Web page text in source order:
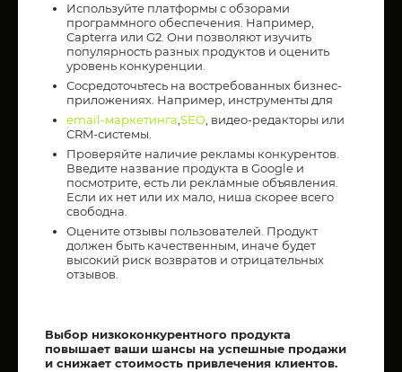
Используйте платформы с обзорами
программного обеспечения. Например,
Capterra или G2. Они позволяют изучить
популярность разных продуктов и оценить
уровень конкуренции.
Сосредоточьтесь на востребованных бизнес-
приложениях. Например, инструменты для
email-маркетинга,SEO, видео-редакторы или
CRM-системы.
Проверяйте наличие рекламы конкурентов.
Введите название продукта в Google и
посмотрите, есть ли рекламные объявления.
Если их нет или их мало, ниша скорее всего
свободна.
Оцените отзывы пользователей. Продукт
должен быть качественным, иначе будет
высокий риск возвратов и отрицательных
отзывов.
Выбор низкоконкурентного продукта
повышает ваши шансы на успешные продажи
и снижает стоимость привлечения клиентов.